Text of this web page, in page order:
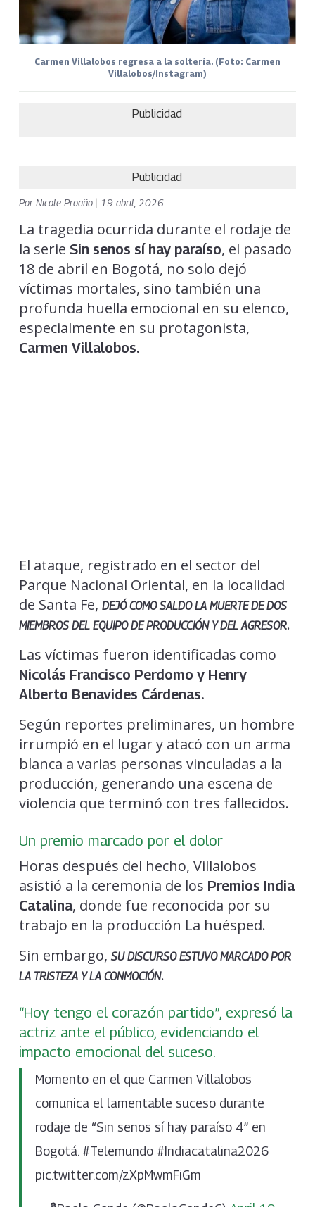
Carmen Villalobos regresa a la soltería. (Foto: Carmen
Villalobos/Instagram)
Publicidad
Publicidad
PorNicole Proaño 19 abril, 2026
La tragedia ocurrida durante el rodaje de
la serie Sin senos sí hay paraíso, el pasado
18 de abril en Bogotá, no solo dejó
víctimas mortales, sino también una
profunda huella emocional en su elenco,
especialmente en su protagonista,
Carmen Villalobos.
El ataque, registrado en el sector del
Parque Nacional Oriental, en la localidad
de Santa Fe, DEJÓ COMO SALDO LA MUERTE DE DOS
MIEMBROS DEL EQUIPO DE PRODUCCIÓN Y DEL AGRESOR.
Las víctimas fueron identificadas como
Nicolás Francisco Perdomo y Henry
Alberto Benavides Cárdenas.
Según reportes preliminares, un hombre
irrumpió en el lugar y atacó con un arma
blanca a varias personas vinculadas a la
producción, generando una escena de
violencia que terminó con tres fallecidos.
Un premio marcado por el dolor
Horas después del hecho, Villalobos
asistió a la ceremonia de los Premios India
Catalina, donde fue reconocida por su
trabajo en la producción La huésped.
Sin embargo, SU DISCURSO ESTUVO MARCADO POR
LA TRISTEZA Y LA CONMOCIÓN.
“Hoy tengo el corazón partido”, expresó la
actriz ante el público, evidenciando el
impacto emocional del suceso.
Momento en el que Carmen Villalobos
comunica el lamentable suceso durante
rodaje de “Sin senos sí hay paraíso 4” en
Bogotá. #Telemundo #Indiacatalina2026
pic.twitter.com/zXpMwmFiGm